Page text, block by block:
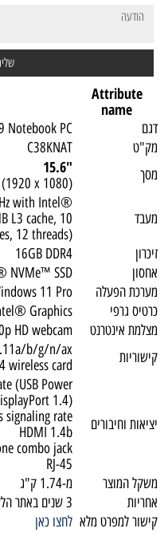
Attribute
name
דגם
Notebook PC
מק"ט
C38KNAT
מסך
"15.6
(1920 x 1080)
מעבד
with Intel®
L3 cache, 10
12 threads)
זיכרון
16GB DDR4
אחסון
NVMe™ SSD
מערכת הפעלה
11 Pro
כרטיס גרפי
Graphics
מצלמת אינטרנט
HD webcam
קישוריות
b/g/n/ax
wireless card
יציאות וחיבורים
(USB Power
1.4)
signaling rate
HDMI 1.4b
combo jack
RJ-45
משקל המוצר
מ-1.74 ק"ג
אחריות
3 שנים באתר הלקוח
קישור למפרט מלא לחצו כאן